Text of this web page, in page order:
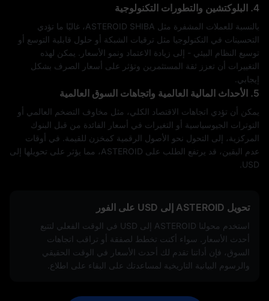
4. البلوكتشين والتطورات التكنولوجية
بالنسبة للعملات المشفرة مثل ASTEROID SHIBA، غالبًا ما تؤدي
التحسينات في التكنولوجيا مثل ترقيات الشبكة أو حلول قابلية التوسع أو
توسيع النظام البيئي - إلى زيادة الاعتماد ونمو الأسعار. يمكن لهذه
التغييرات أن تعزز ثقة المستثمرين وتؤثر على أسعار الصرف بشكل
إيجابي.
5. الأحداث المالية العالمية واتجاهات السوق العالمية
يمكن أن تؤدي اتجاهات الاقتصاد الكلي، مثل مخاوف التضخم العالمي أو
التوترات الجيوسياسية أو التغيرات في أسعار الفائدة من قبل البنوك
المركزية، إلى التحول نحو الأصول الرقمية كمخزن للقيمة. في أوقات
عدم اليقين، قد يرتفع الطلب على ASTEROID، مما يؤثر على تحويلها إلى
USD.
تحويل ASTEROID إلى USD على الفور
استخدم محولنا ASTEROID إلى USD في الوقت الفعلي لتتبع
أحدث الأسعار. سواء أكنت تخطط لصفقة أو تراقب اتجاهات
السوق، فإن أداتنا تقدم لك أحدث الأسعار في الوقت الحقيقي
والرسوم البيانية التاريخية لمساعدتك على البقاء على اطلاع.